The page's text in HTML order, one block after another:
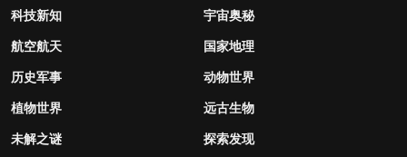
科技新知
宇宙奥秘
航空航天
国家地理
历史军事
动物世界
植物世界
远古生物
未解之谜
探索发现